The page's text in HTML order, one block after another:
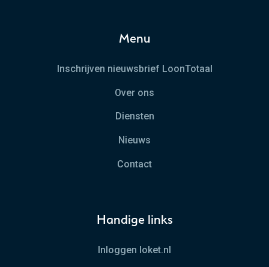
Menu
Inschrijven nieuwsbrief LoonTotaal
Over ons
Diensten
Nieuws
Contact
Handige links
Inloggen loket.nl